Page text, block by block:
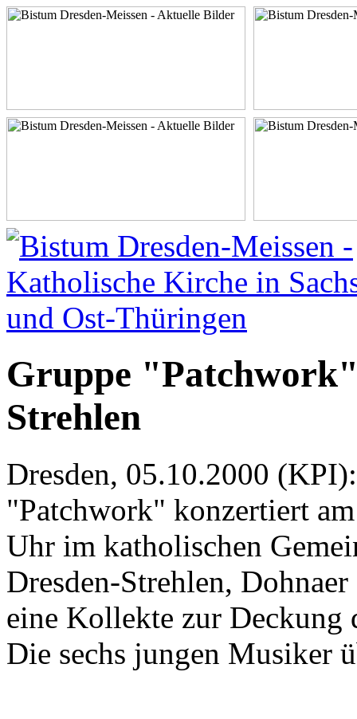
Gruppe
Strehlen
Dresden, 05.10.2000
"Patchwork" konzertiert
Uhr im katholischen
Dresden-Strehlen,
eine Kollekte zur Deckung
Die sechs jungen Musiker